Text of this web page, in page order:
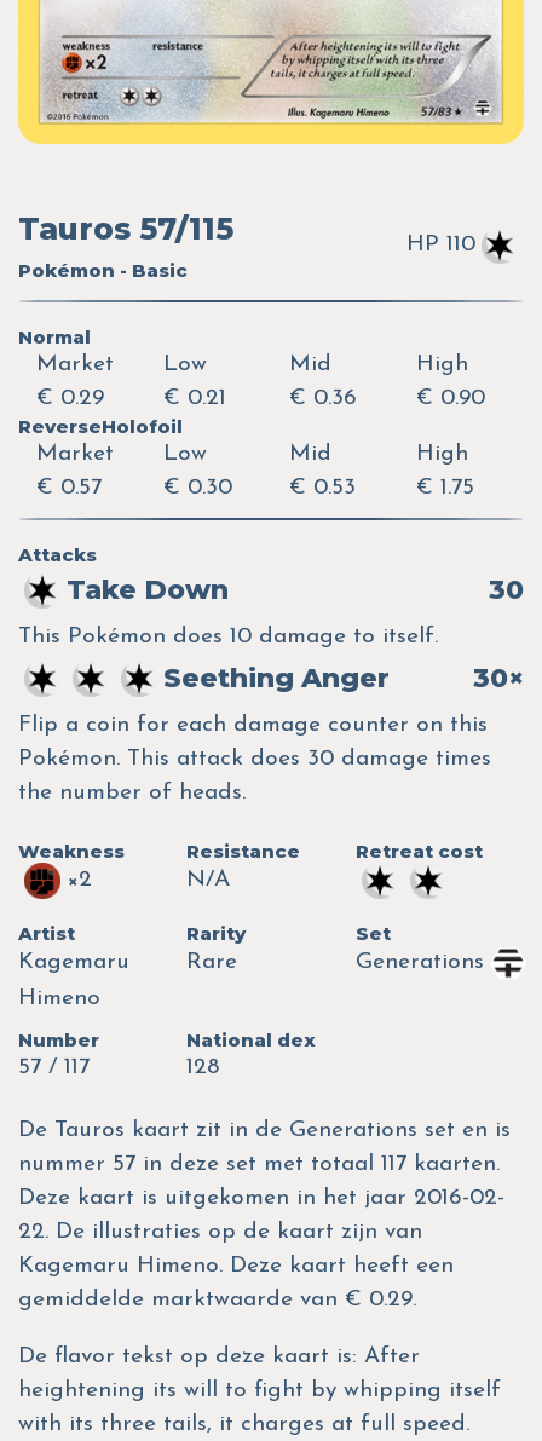
Tauros 57/115
Pokémon - Basic
HP 110
Normal
Market
€ 0.29
Low
€ 0.21
Mid
€ 0.36
High
€ 0.90
ReverseHolofoil
Market
€ 0.57
Low
€ 0.30
Mid
€ 0.53
High
€ 1.75
Attacks
Take Down 30
This Pokémon does 10 damage to itself.
Seething Anger 30×
Flip a coin for each damage counter on this
Pokémon. This attack does 30 damage times
the number of heads.
Weakness
×2
Resistance
N/A
Retreat cost
Artist
Kagemaru
Himeno
Rarity
Rare
Set
Generations
Number
57 / 117
National dex
128
De Tauros kaart zit in de Generations set en is
nummer 57 in deze set met totaal 117 kaarten.
Deze kaart is uitgekomen in het jaar 2016-02-
22. De illustraties op de kaart zijn van
Kagemaru Himeno. Deze kaart heeft een
gemiddelde marktwaarde van € 0.29.
De flavor tekst op deze kaart is: After
heightening its will to fight by whipping itself
with its three tails, it charges at full speed.